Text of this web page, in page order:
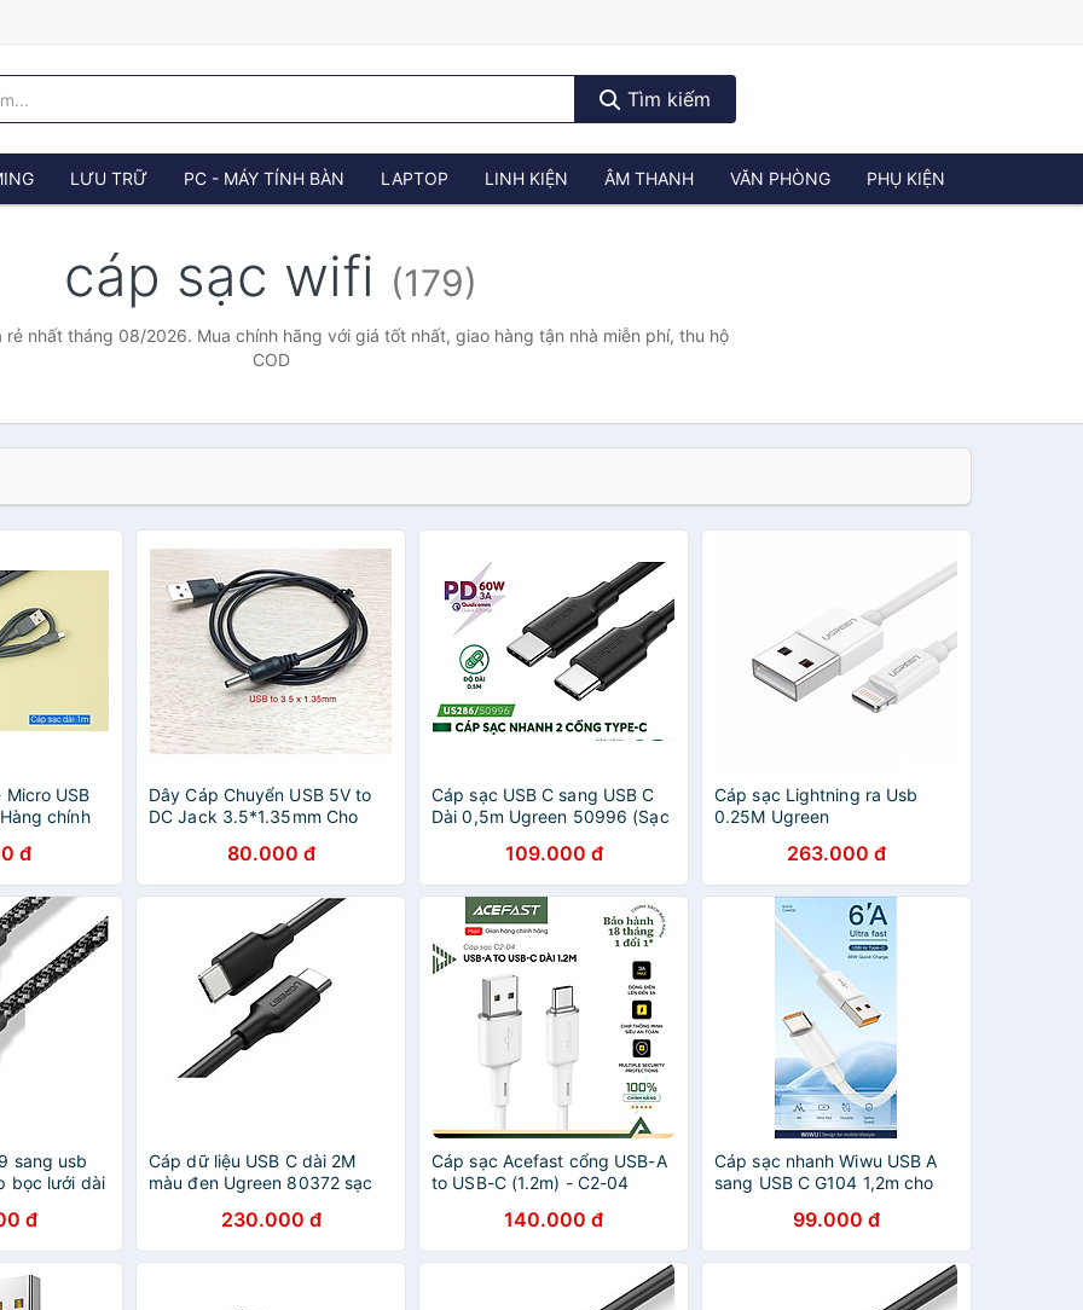
Tìm kiếm
LƯU TRỮ PC - MÁY TÍNH BÀN LAPTOP LINH KIỆN ÂM THANH VĂN PHÒNG PHỤ KIỆN
cáp sạc wifi (179)
nhất tháng 08/2026. Mua chính hãng với giá tốt nhất, giao hàng tận nhà miễn phí, thu hộ
COD
Micro USB
chính
đ
Dây Cáp Chuyển USB 5V to
DC Jack 3.5*1.35mm Cho
Đài - Hàng Chính Hãng
80.000 đ
Cáp sạc USB C sang USB C
Dài 0,5m Ugreen 50996 (Sạc
480Mbps) - Hàng Chính Hãng
109.000 đ
Cáp sạc Lightning ra Usb
0.25M Ugreen
trắng hàng chính hãng
263.000 đ
sang usb
bọc lưới dài
Hàng chính
đ
Cáp dữ liệu USB C dài 2M
màu đen Ugreen 80372 sạc
trợ sạc nhanh Us300 - HÀNG
CHÍNH HÃNG
230.000 đ
Cáp sạc Acefast cổng USB-A
to USB-C (1.2m) - C2-04
140.000 đ
Cáp sạc nhanh Wiwu USB A
sang USB C G104 1,2m cho
laptop sạc nhanh 66W, làm
bằng TPE dẻo - Hàng chính
hãng
99.000 đ